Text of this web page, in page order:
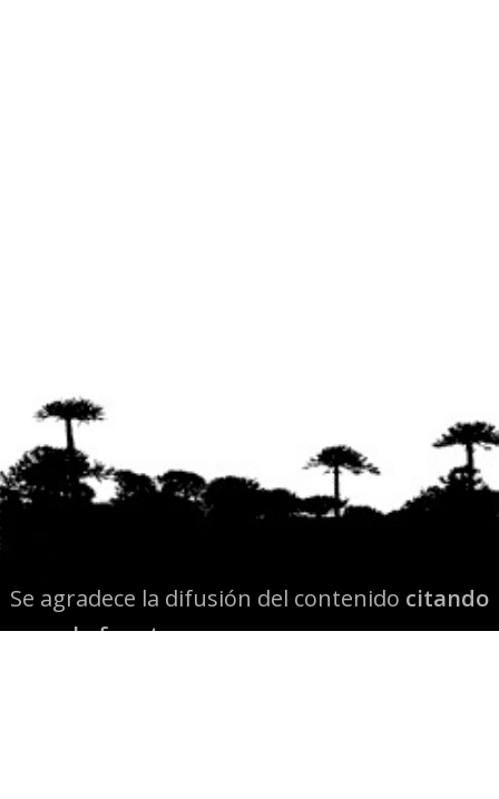
Se agradece la difusión del contenido citando
la fuente www.mapuexpress.org